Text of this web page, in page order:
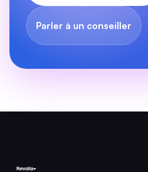
Parler à un conseiller